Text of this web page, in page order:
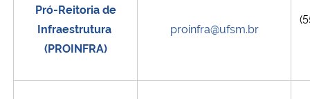
Pró-Reitoria de
Infraestrutura
(PROINFRA)
proinfra@ufsm.br